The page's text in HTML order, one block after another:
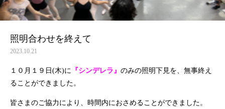
照明合わせを終えて
2023.10.21
１０月１９日(木)に 『シンデレラ』 のみの照明下見を、無事終え
ることができました。
皆さまのご協力により、時間内におさめることができました。